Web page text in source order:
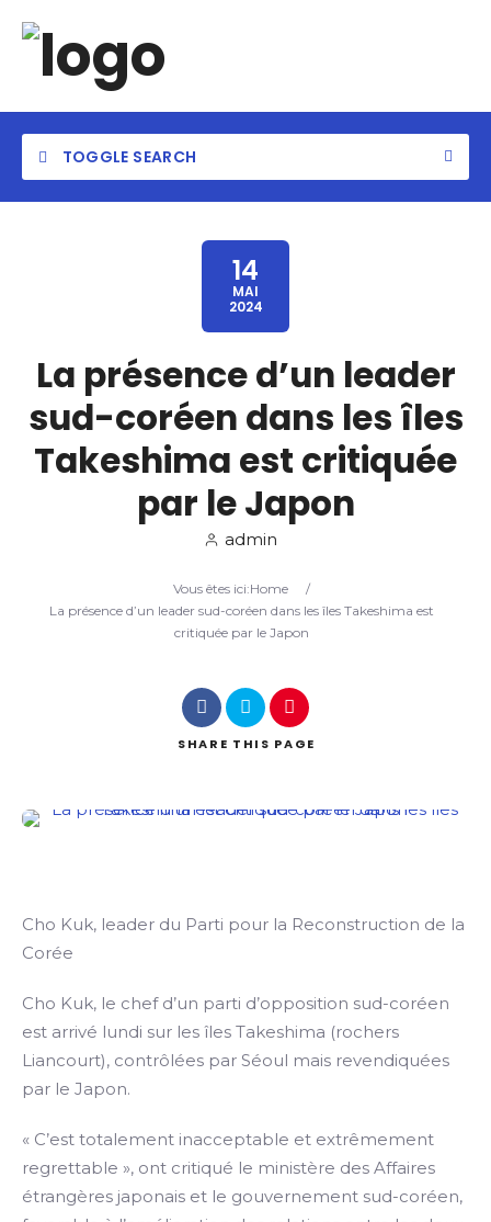
TOGGLE SEARCH
14
MAI
2024
La présence d’un leader
sud-coréen dans les îles
Takeshima est critiquée
par le Japon
admin
Vous êtes ici:Home
/
La présence d’un leader sud-coréen dans les îles Takeshima est
critiquée par le Japon
SHARE THIS PAGE
Cho Kuk, leader du Parti pour la Reconstruction de la
Corée
Cho Kuk, le chef d’un parti d’opposition sud-coréen
est arrivé lundi sur les îles Takeshima (rochers
Liancourt), contrôlées par Séoul mais revendiquées
par le Japon.
« C’est totalement inacceptable et extrêmement
regrettable », ont critiqué le ministère des Affaires
étrangères japonais et le gouvernement sud-coréen,